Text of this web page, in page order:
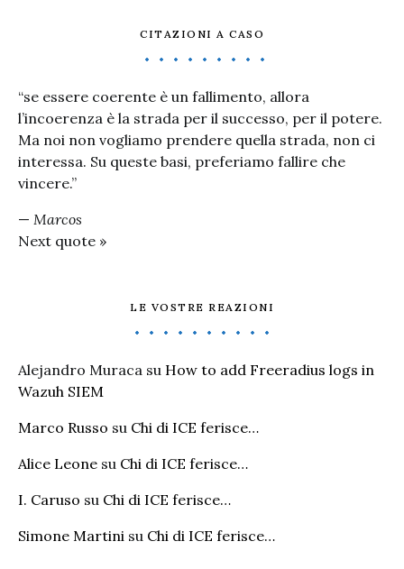
CITAZIONI A CASO
“se essere coerente è un fallimento, allora
l’incoerenza è la strada per il successo, per il potere.
Ma noi non vogliamo prendere quella strada, non ci
interessa. Su queste basi, preferiamo fallire che
vincere.”
— Marcos
Next quote »
LE VOSTRE REAZIONI
Alejandro Muraca su How to add Freeradius logs in
Wazuh SIEM
Marco Russo su Chi di ICE ferisce…
Alice Leone su Chi di ICE ferisce…
I. Caruso su Chi di ICE ferisce…
Simone Martini su Chi di ICE ferisce…